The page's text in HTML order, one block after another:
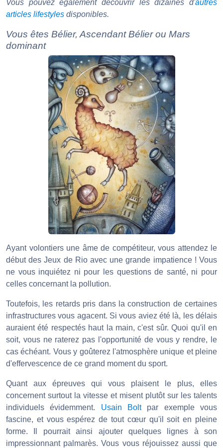
Vous pouvez également découvrir les dizaines d'autres
articles lifestyles disponibles.
Vous êtes Bélier, Ascendant Bélier ou Mars
dominant
Ayant volontiers une âme de compétiteur, vous attendez le
début des Jeux de Rio avec une grande impatience ! Vous
ne vous inquiétez ni pour les questions de santé, ni pour
celles concernant la pollution.
Toutefois, les retards pris dans la construction de certaines
infrastructures vous agacent. Si vous aviez été là, les délais
auraient été respectés haut la main, c'est sûr. Quoi qu'il en
soit, vous ne raterez pas l'opportunité de vous y rendre, le
cas échéant. Vous y goûterez l'atmosphère unique et pleine
d'effervescence de ce grand moment du sport.
Quant aux épreuves qui vous plaisent le plus, elles
concernent surtout la vitesse et misent plutôt sur les talents
individuels évidemment. Usain Boltpar exemple vous
fascine, et vous espérez de tout cœur qu'il soit en pleine
forme. Il pourrait ainsi ajouter quelques lignes à son
impressionnant palmarès. Vous vous réjouissez aussi que